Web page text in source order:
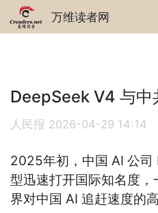
万维读者网
DeepSeek V4 与中
人民报 2026-04-29 14:14
2025年初，中国 AI 公司
型迅速打开国际知名度
界对中国 AI 追赶速度的高